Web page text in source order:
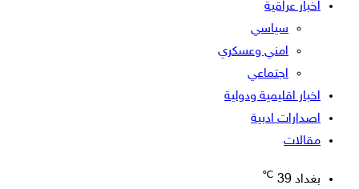
اخبار عراقية
سياسي
امني وعسكري
اجتماعي
اخبار اقليمية ودولية
اصدارات ادبية
مقالات
بغداد 39
℃